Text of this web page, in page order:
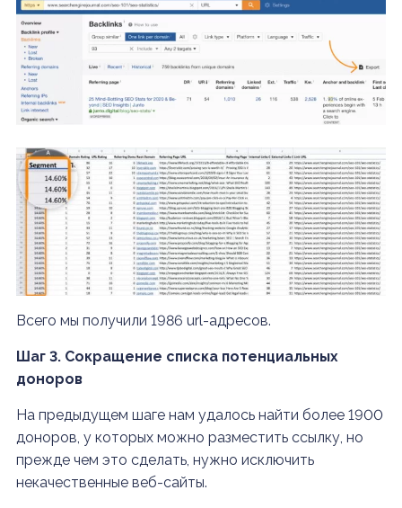
Всего мы получили 1986 url-адресов.
Шаг 3. Сокращение списка потенциальных
доноров
На предыдущем шаге нам удалось найти более 1900
доноров, у которых можно разместить ссылку, но
прежде чем это сделать, нужно исключить
некачественные веб-сайты.